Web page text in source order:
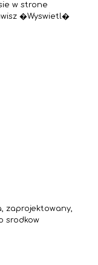
w strone
�Wyswietl�
zaprojektowany,
srodkow